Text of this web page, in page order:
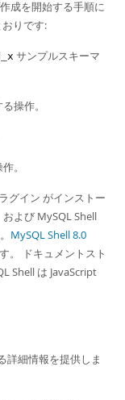
成を開始する手順に
りです:
サンプルスキーマ
操作。
。
グイン がインストー
よび MySQL Shell
MySQL Shell 8.0
。 ドキュメントスト
Shell は JavaScript
詳細情報を提供しま